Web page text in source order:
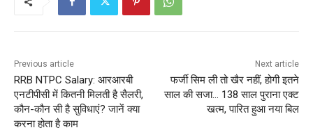
Previous article
RRB NTPC Salary: आरआरबी
एनटीपीसी में कितनी मिलती है सैलरी,
कौन-कौन सी है सुविधाएं? जानें क्या
करना होता है काम
Next article
फर्जी सिम ली तो खैर नहीं, होगी इतने
साल की सजा… 138 साल पुराना एक्ट
खत्म, पारित हुआ नया बिल